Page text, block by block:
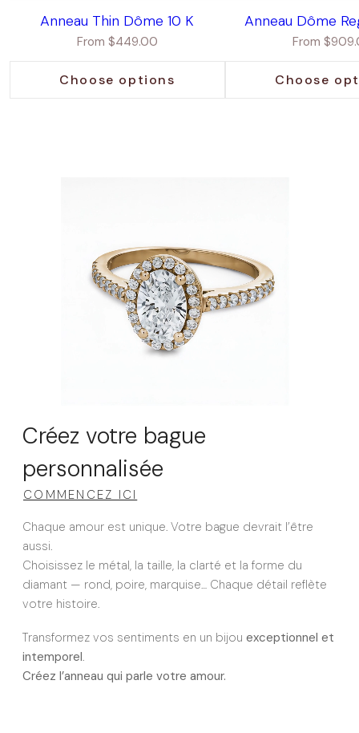
Anneau Thin Dôme 10 K
Regular
From $449.00
Choose options
Anneau Dôme
Regular
From
Choose
Créez votre bague
personnalisée
COMMENCEZ ICI
Chaque amour est unique. Votre bague devrait l’être
aussi.
Choisissez le métal, la taille, la clarté et la forme du
diamant — rond, poire, marquise… Chaque détail reflète
votre histoire.
Transformez vos sentiments en un bijou exceptionnel et
intemporel.
Créez l’anneau qui parle votre amour.